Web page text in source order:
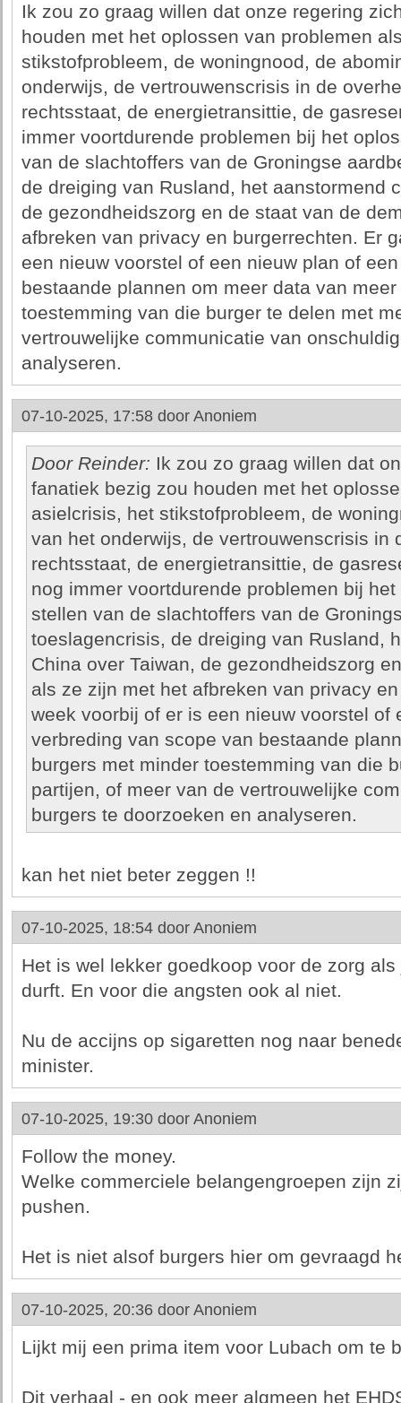
Ik zou zo graag willen dat onze regering
houden met het oplossen van problemen
stikstofprobleem, de woningnood, de
onderwijs, de vertrouwenscrisis in de
rechtsstaat, de energietransittie, de
immer voortdurende problemen bij het
van de slachtoffers van de Groningse
de dreiging van Rusland, het aanstormend
de gezondheidszorg en de staat van de
afbreken van privacy en burgerrechten. Er
een nieuw voorstel of een nieuw plan of
bestaande plannen om meer data van
toestemming van die burger te delen met
vertrouwelijke communicatie van
analyseren.
07-10-2025, 17:58 door Anoniem
Door Reinder: Ik zou zo graag willen dat
fanatiek bezig zou houden met het
asielcrisis, het stikstofprobleem, de
van het onderwijs, de vertrouwenscrisis in
rechtsstaat, de energietransittie, de
nog immer voortdurende problemen bij
stellen van de slachtoffers van de
toeslagencrisis, de dreiging van Rusland,
China over Taiwan, de gezondheidszorg
als ze zijn met het afbreken van privacy
week voorbij of er is een nieuw voorstel of
verbreding van scope van bestaande
burgers met minder toestemming van die
partijen, of meer van de vertrouwelijke
burgers te doorzoeken en analyseren.
kan het niet beter zeggen !!
07-10-2025, 18:54 door Anoniem
Het is wel lekker goedkoop voor de zorg
durft. En voor die angsten ook al niet.
Nu de accijns op sigaretten nog naar
minister.
07-10-2025, 19:30 door Anoniem
Follow the money.
Welke commerciele belangengroepen zijn
pushen.
Het is niet alsof burgers hier om gevraagd
07-10-2025, 20:36 door Anoniem
Lijkt mij een prima item voor Lubach om te
Dit verhaal - en ook meer algmeen het